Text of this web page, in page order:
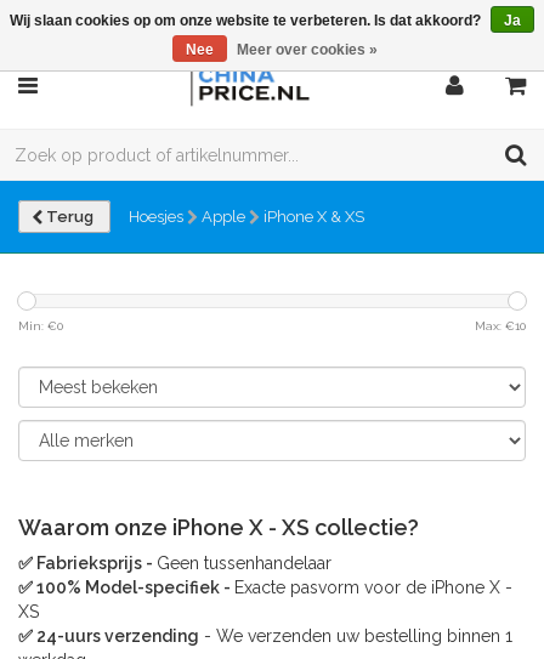
Terug Hoesjes Apple iPhone X & XS
Min: €0 Max: €10
Waarom onze iPhone X - XS collectie?
✅ Fabrieksprijs - Geen tussenhandelaar
✅ 100% Model-specifiek - Exacte pasvorm voor de iPhone X -
XS
✅ 24-uurs verzending - We verzenden uw bestelling binnen 1
Wij slaan cookies op om onze website te verbeteren. Is dat akkoord?
Ja
Nee
Meer over cookies »